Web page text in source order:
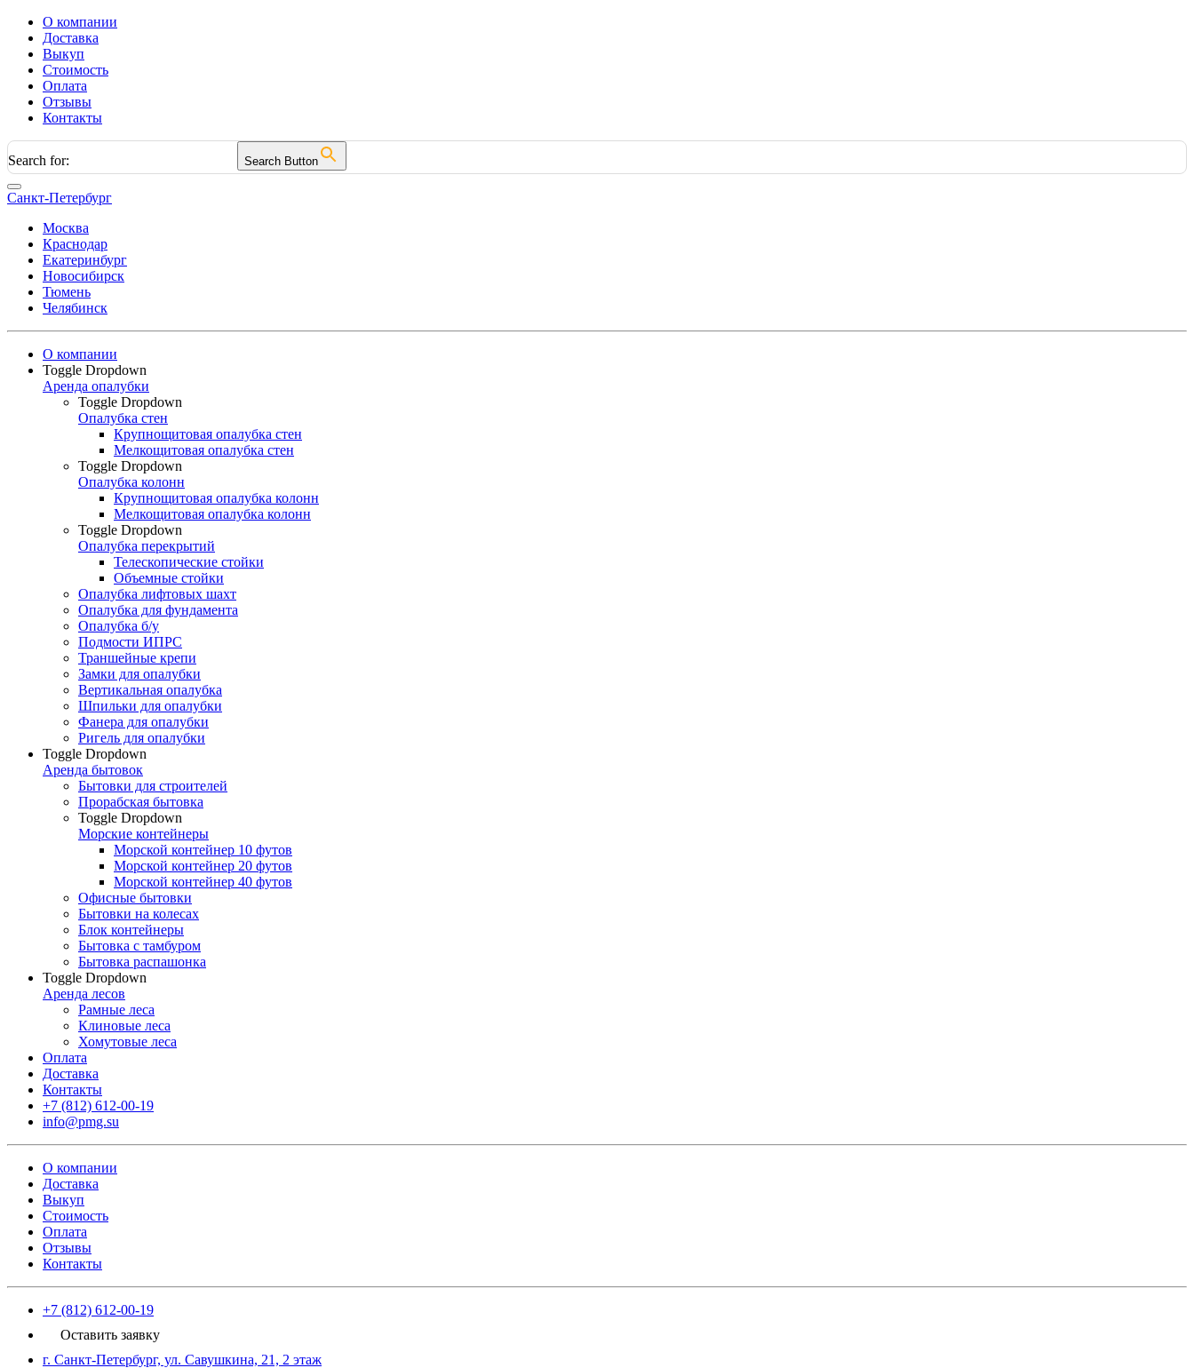
О компании
Доставка
Выкуп
Стоимость
Оплата
Отзывы
Контакты
Search for: Search Button
Санкт-Петербург
Москва
Краснодар
Екатеринбург
Новосибирск
Тюмень
Челябинск
О компании
Toggle Dropdown
Аренда опалубки
Toggle Dropdown
Опалубка стен
Крупнощитовая опалубка стен
Мелкощитовая опалубка стен
Toggle Dropdown
Опалубка колонн
Крупнощитовая опалубка колонн
Мелкощитовая опалубка колонн
Toggle Dropdown
Опалубка перекрытий
Телескопические стойки
Объемные стойки
Опалубка лифтовых шахт
Опалубка для фундамента
Опалубка б/у
Подмости ИПРС
Траншейные крепи
Замки для опалубки
Вертикальная опалубка
Шпильки для опалубки
Фанера для опалубки
Ригель для опалубки
Toggle Dropdown
Аренда бытовок
Бытовки для строителей
Прорабская бытовка
Toggle Dropdown
Морские контейнеры
Морской контейнер 10 футов
Морской контейнер 20 футов
Морской контейнер 40 футов
Офисные бытовки
Бытовки на колесах
Блок контейнеры
Бытовка с тамбуром
Бытовка распашонка
Toggle Dropdown
Аренда лесов
Рамные леса
Клиновые леса
Хомутовые леса
Оплата
Доставка
Контакты
+7 (812) 612-00-19
info@pmg.su
О компании
Доставка
Выкуп
Стоимость
Оплата
Отзывы
Контакты
+7 (812) 612-00-19
Оставить заявку
г. Санкт-Петербург, ул. Савушкина, 21, 2 этаж